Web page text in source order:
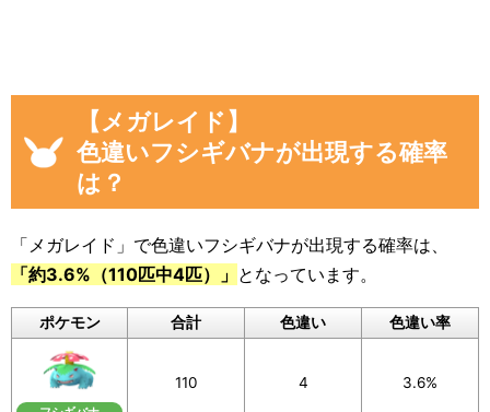
色違いに遭遇していない場合でも、通常色に遭
遇した数をぜひ教えてください。
入力いただいた遭遇状況と「フリーコメント」
の内容は画像に反映されるほか、フォームの下
のログに公開されます。
画像を保存することもできるので、Twitterなど
SNSでの共有にもぜひご活用ください。
【メガレイド】
色違いフシギバナが出現する確率
は？
「メガレイド」で色違いフシギバナが出現する確率は、
「約3.6%（110匹中4匹）」 となっています。
ポケモン 合計 色違い 色違い率
110 4 3.6%